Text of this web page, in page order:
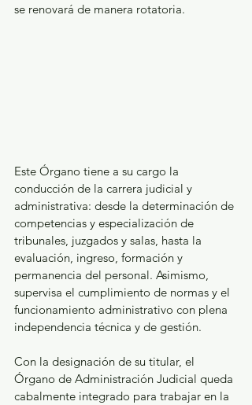
se renovará de manera rotatoria.
Este Órgano tiene a su cargo la
conducción de la carrera judicial y
administrativa: desde la determinación de
competencias y especialización de
tribunales, juzgados y salas, hasta la
evaluación, ingreso, formación y
permanencia del personal. Asimismo,
supervisa el cumplimiento de normas y el
funcionamiento administrativo con plena
independencia técnica y de gestión.
Con la designación de su titular, el
Órgano de Administración Judicial queda
cabalmente integrado para trabajar en la